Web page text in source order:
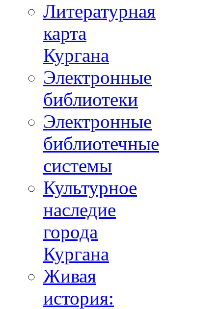
Литературная
карта
Кургана
Электронные
библиотеки
Электронные
библиотечные
системы
Культурное
наследие
города
Кургана
Живая
история: